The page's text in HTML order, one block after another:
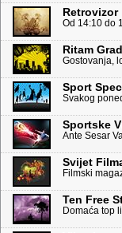
Retrovizor
Od 14:10 do
Ritam
Gostovanja,
Sport
Svakog
Sportske
Ante Sesar
Svijet
Filmski
Ten Free
Domaća top